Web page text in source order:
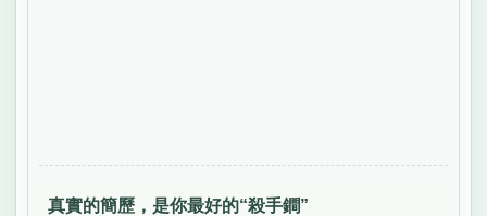
真實的簡歷，是你最好的“殺手鐧”